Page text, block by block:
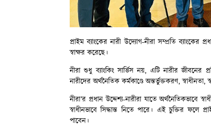
প্রাইম ব্যাংকের নারী উদ্যোগ-নীরা সম্প্রতি
স্বাক্ষর করেছে।
নীরা শুধু ব্যাংকিং সার্ভিস নয়, এটি নারীর জীবনের
নারীদের অর্থনৈতিক কর্মকাণ্ডে অন্তর্ভুক্তকরণ, স্বাধীনতা,
নীরা’র প্রধান উদ্দেশ্য-নারীরা যাতে অর্থনৈতিকভাবে
স্বাধীনভাবে সিদ্ধান্ত নিতে পারে। এই চুক্তির ফলে
পাবেন।